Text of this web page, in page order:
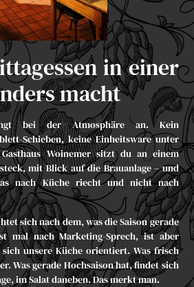
in einer
macht
bei der Atmosphäre an. Kein
Schieben, keine Einheitsware unter
Woinemer sitzt du an einem
mit Blick auf die Brauanlage – und
nach Küche riecht und nicht nach
sich nach dem, was die Saison gerade
mal nach Marketing-Sprech, ist aber
unsere Küche orientiert. Was frisch
Was gerade Hochsaison hat, findet sich
im Salat daneben. Das merkt man.